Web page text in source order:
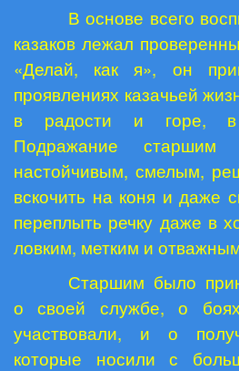
В основе всего
казаков лежал
«Делай, как я», он
проявлениях казачьей
в радости и горе, в
Подражание старшим
настойчивым, смелым,
вскочить на коня и даже
переплыть речку даже в
ловким, метким и
Старшим было
о своей службе, о
участвовали, и о
которые носили с